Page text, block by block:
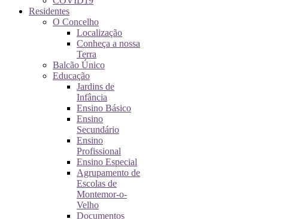
Residentes
O Concelho
Localização
Conheça a nossa
Terra
Balcão Único
Educação
Jardins de
Infância
Ensino Básico
Ensino
Secundário
Ensino
Profissional
Ensino Especial
Agrupamento de
Escolas de
Montemor-o-
Velho
Documentos